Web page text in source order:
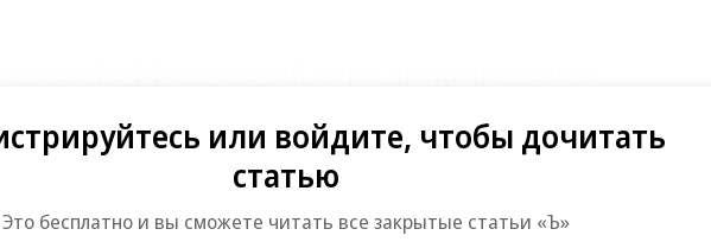
основной владелец генерирующих активов на Дальнем Востоке. ТЭС
терпят многолетние убытки из-за роста фактических расходов
или войдите, чтобы дочитать
статью
Это бесплатно и вы сможете читать все закрытые статьи «Ъ»